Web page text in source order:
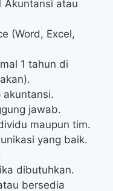
Akuntansi atau
(Word, Excel,
1 tahun di
akuntansi.
jawab.
maupun tim.
yang baik.
dibutuhkan.
bersedia